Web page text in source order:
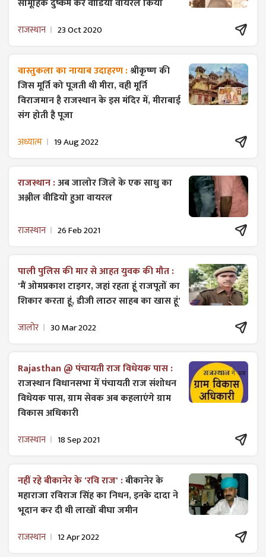
सामूहिक दुष्कर्म कर वीडियो वायरल किया
राजस्थान 23 Oct 2020
वास्तुकला का नायाब उदाहरण :श्रीकृष्ण की
जिस मूर्ति को पूजती थी मीरा, वही मूर्ति
विराजमान है राजस्थान के इस मंदिर में, मीराबाई
संग होती है पूजा
अध्यात्म 19 Aug 2022
राजस्थान :अब जालोर जिले के एक साधु का
अश्लील वीडियो हुआ वायरल
राजस्थान 26 Feb 2021
पाली पुलिस की मार से आहत युवक की मौत :
'मैं ओमप्रकाश टाइगर, जहां रहता हूं राजपूतों का
शिकार करता हूं, डीजी लाठर साहब का खास हूं'
जालोर 30 Mar 2022
Rajasthan @ पंचायती राज विधेयक पास :
राजस्थान विधानसभा में पंचायती राज ​संशोधन
विधेयक पास, ग्राम सेवक अब कहलाएंगे ग्राम
विकास अधिकारी
राजस्थान 18 Sep 2021
नहीं रहे बीकानेर के 'रवि राज' :बीकानेर के
महाराजा रविराज सिंह का निधन, इनके दादा ने
भूदान कर दी थी लाखों बीघा जमीन
राजस्थान 12 Apr 2022